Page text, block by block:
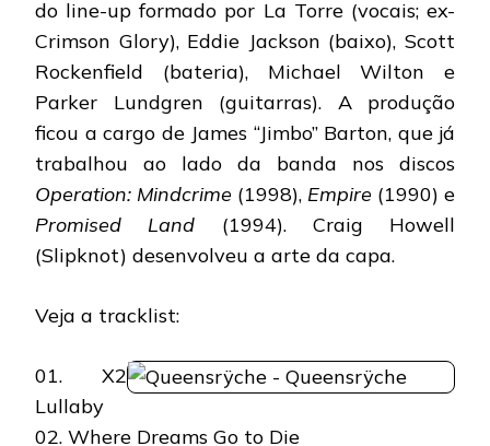
do line-up formado por La Torre (vocais; ex-
Crimson Glory), Eddie Jackson (baixo), Scott
Rockenfield (bateria), Michael Wilton e
Parker Lundgren (guitarras). A produção
ficou a cargo de James “Jimbo” Barton, que já
trabalhou ao lado da banda nos discos
Operation: Mindcrime (1998), Empire (1990) e
Promised Land (1994). Craig Howell
(Slipknot) desenvolveu a arte da capa.
Veja a tracklist:
01. X2
Lullaby
02. Where Dreams Go to Die